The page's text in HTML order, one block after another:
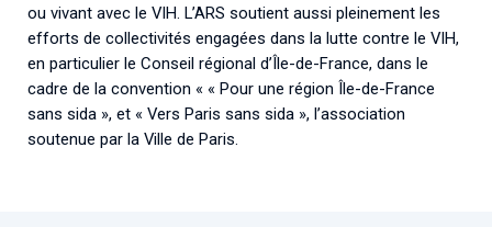
ou vivant avec le VIH. L’ARS soutient aussi pleinement les
efforts de collectivités engagées dans la lutte contre le VIH,
en particulier le Conseil régional d’Île-de-France, dans le
cadre de la convention « « Pour une région Île-de-France
sans sida », et « Vers Paris sans sida », l’association
soutenue par la Ville de Paris.